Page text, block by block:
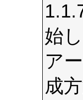
始
ア
成